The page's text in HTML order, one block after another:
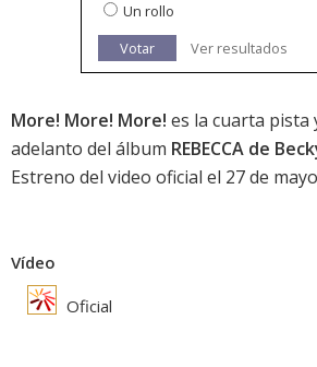
Un rollo
Votar
Ver resultados
More! More! More! es la cuarta pista
adelanto del álbum REBECCA de
Estreno del video oficial el 27 de
Vídeo
Oficial